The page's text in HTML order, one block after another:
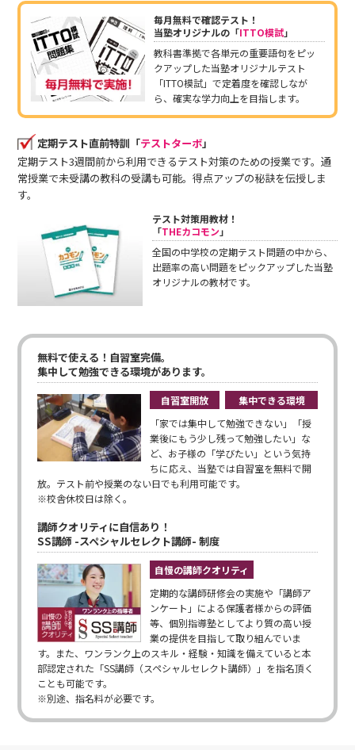
毎月無料で確認テスト！
当塾オリジナルの「ITTO模試」
教科書準拠で各単元の重要語句をピッ
クアップした当塾オリジナルテスト
「ITTO模試」で定着度を確認しなが
ら、確実な学力向上を目指します。
定期テスト直前特訓「テストターボ」
定期テスト3週間前から利用できるテスト対策のための授業です。通
常授業で未受講の教科の受講も可能。得点アップの秘訣を伝授しま
す。
テスト対策用教材！
「THEカコモン」
全国の中学校の定期テスト問題の中から、
出題率の高い問題をピックアップした当塾
オリジナルの教材です。
無料で使える！自習室完備。
集中して勉強できる環境があります。
自習室開放
集中できる環境
「家では集中して勉強できない」「授
業後にもう少し残って勉強したい」な
ど、お子様の「学びたい」という気持
ちに応え、当塾では自習室を無料で開
放。テスト前や授業のない日でも利用可能です。
※校舎休校日は除く。
講師クオリティに自信あり！
SS講師 -スペシャルセレクト講師- 制度
自慢の講師クオリティ
定期的な講師研修会の実施や「講師ア
ンケート」による保護者様からの評価
等、個別指導塾としてより質の高い授
業の提供を目指して取り組んでいま
す。また、ワンランク上のスキル・経験・知識を備えていると本
部認定された「SS講師（スペシャルセレクト講師）」を指名頂く
ことも可能です。
※別途、指名料が必要です。